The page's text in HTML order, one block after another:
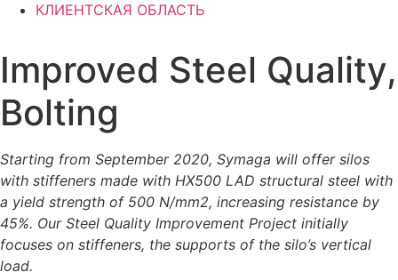
КЛИЕНТСКАЯ ОБЛАСТЬ
Improved Steel Quality,
Bolting
Starting from September 2020, Symaga will offer silos
with stiffeners made with HX500 LAD structural steel with
a yield strength of 500 N/mm2, increasing resistance by
45%. Our Steel Quality Improvement Project initially
focuses on stiffeners, the supports of the silo’s vertical
load.